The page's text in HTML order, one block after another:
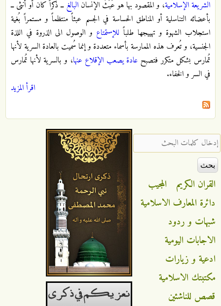
الشريعة الإسلامية، و المقصود بها هو عَبَثُ الإنسانالبالغــ ذكراً كان أو أنثى ــ
بأعضائه التناسلية أو المناطق الحساسة في الجسم عبثاً منتظماً و مستمراً بُغية
استجلاب الشهوة و تهييجها طلباً للإستمتاع و الوصول الى الذروة في اللذة
الجنسية، و تُعرف هذه الممارسة بأسماء متعددة و إنما سُميت بالعادة السرية لأنها
تُمارس بشكل متكرر فتصبح عادة يصعب الإقلاع عنها، و بالسرية لأنها تُمارس
في السر و الخفاء.
اقرأ المزيد
‏إدخال كلمات البحث ‏
القران الكريم
المجيب
دائرة المعارف الاسلامية
شبهات و ردود
الاجابات اليومية
ادعية و زيارات
مكتبتك الاسلامية
قصص للناشئين